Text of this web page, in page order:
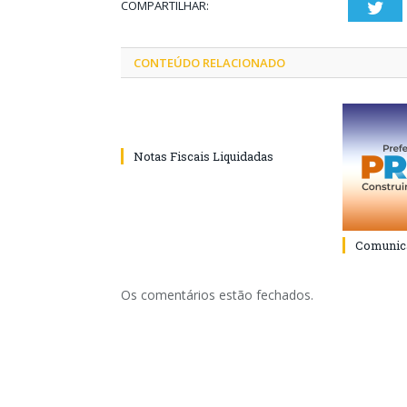
COMPARTILHAR:
CONTEÚDO RELACIONADO
Notas Fiscais Liquidadas
Os comentários estão fechados.